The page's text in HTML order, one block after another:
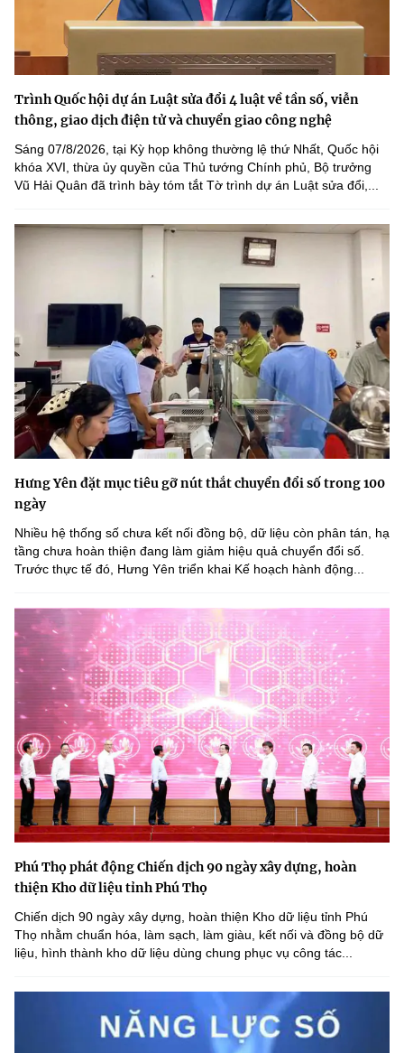
Trình Quốc hội dự án Luật sửa đổi 4 luật về tần số, viễn
thông, giao dịch điện tử và chuyển giao công nghệ
Sáng 07/8/2026, tại Kỳ họp không thường lệ thứ Nhất, Quốc hội
khóa XVI, thừa ủy quyền của Thủ tướng Chính phủ, Bộ trưởng
Vũ Hải Quân đã trình bày tóm tắt Tờ trình dự án Luật sửa đổi,...
Hưng Yên đặt mục tiêu gỡ nút thắt chuyển đổi số trong 100
ngày
Nhiều hệ thống số chưa kết nối đồng bộ, dữ liệu còn phân tán, hạ
tầng chưa hoàn thiện đang làm giảm hiệu quả chuyển đổi số.
Trước thực tế đó, Hưng Yên triển khai Kế hoạch hành động...
Phú Thọ phát động Chiến dịch 90 ngày xây dựng, hoàn
thiện Kho dữ liệu tỉnh Phú Thọ
Chiến dịch 90 ngày xây dựng, hoàn thiện Kho dữ liệu tỉnh Phú
Thọ nhằm chuẩn hóa, làm sạch, làm giàu, kết nối và đồng bộ dữ
liệu, hình thành kho dữ liệu dùng chung phục vụ công tác...